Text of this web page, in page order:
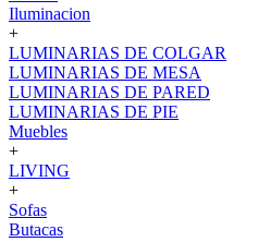
Iluminacion
+
LUMINARIAS DE COLGAR
LUMINARIAS DE MESA
LUMINARIAS DE PARED
LUMINARIAS DE PIE
Muebles
+
LIVING
+
Sofas
Butacas